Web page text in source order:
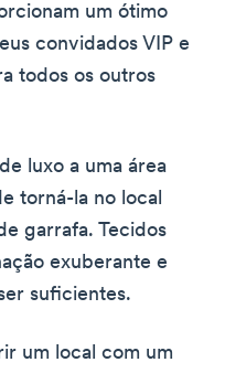
um ótimo
convidados VIP e
todos os outros
luxo a uma área
torná-la no local
garrafa. Tecidos
exuberante e
suficientes.
um local com um